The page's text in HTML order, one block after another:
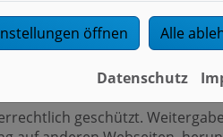
Ihre IP-Adresse, der
geschützt.
öffnen Alle
Datenschutz